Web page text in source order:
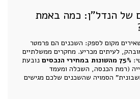
של הנדל"ן: כמה באמת
מקום לספק: השכנים הם פרמטר
לעיתים מכריע. מחקרים ממשלתיים
75% מהשונות במחירי הנכסים
נובעת
(רמת הכנסה, השכלה ומעמד
הסמויה שהשכנים שלכם מגישים